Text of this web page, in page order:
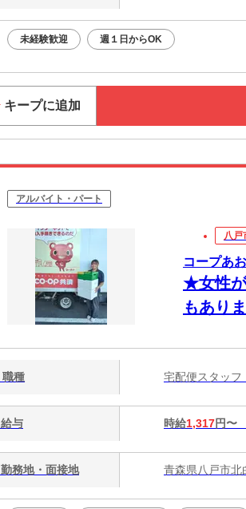
未経験歓迎 週１日からOK
キープに追加
アルバイト・パート
八戸
コープあ
★女性
もあり
職種 宅配便スタッフ
給与 時給1,317円〜
勤務地・面接地 青森県八戸市北